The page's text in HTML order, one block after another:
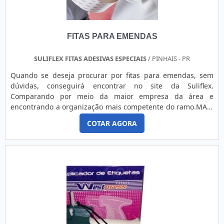
segmento. Esse tipo de cuidado ajuda a garantir a
qualidade e durabilidade dos materiais, além de evitar
não cumprem com suas funções adequadamente. Assim, é
motivos para a Guaraçai Fitas Adesivas ter se tornado
confiança e serviços de qualidade. Alguns desses motivos
são: Equipe multidisciplinar de consultores associados;
Profissionais com vasta experiência na área de atuação;
Equipe de alta qualidade; Escritório de alta qualidade onde
são realizadas as atividades; Grande estoque de matéria
prima; Equipamentos de última geração. QUALIDADE
COMPROVADA NO SEGMENTONa Guaraçai Fitas Adesivas
opções variadas que a empresa oferece, como fita gomada
e fita dupla face 19mm x 20m.É uma empresa
comprometida com seus serviços e uma empresa
inovadora, padrões alcançados por conter escritório de alta
qualidade onde são realizadas as atividades e estrutura
suficiente para atender todas as demandas. Tudo isso,
FITAS PARA EMENDAS
SULIFLEX FITAS ADESIVAS ESPECIAIS/ PINHAIS - PR
Quando se deseja procurar por fitas para emendas, sem
dúvidas, conseguirá encontrar no site da Suliflex.
Comparando por meio da maior empresa da área e
encontrando a organização mais competente do ramo.MAIS
INFORMAÇÕES SOBRE FITAS PARA EMENDASSe alguém
busca por fitas para emendas em uma empresa altamente
qualificada, descobre o site da Suliflex. Disponibilizando
para os clientes dispensador automático de etiquetas e fitas
oferecendo o que há de melhor no mercado para cada
cliente.Discorrendo ainda sobre fitas para emendas, é
importante buscar uma empresa que tenha produtos e
serviços com ótima qualidade e assertividade, pontos
importantes que ficam de fora no planejamento de
COTAR AGORA